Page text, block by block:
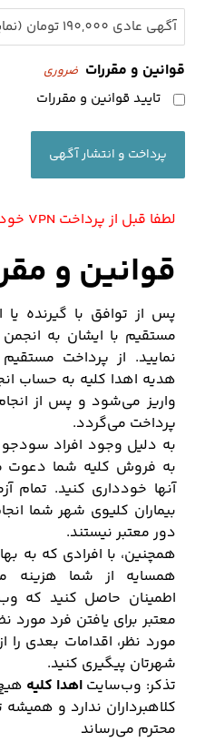
قوانین و مقررات ضروری
تایید قوانین و مقررات
لطفا قبل از پرداخت VPN خود را خاموش کنید.
قوانین و
پس از توافق با گیرنده یا
مستقیم با ایشان به
نمایید. از پرداخت
هدیه اهدا کلیه به حساب
واریز می‌شود و پس از
پرداخت می‌گردد.
به دلیل وجود افراد
به فروش کلیه شما دعوت
آنها خودداری کنید. تمام
بیماران کلیوی شهر شما
دور معتبر نیستند.
همچنین، با افرادی که به
همسایه از شما هزینه
اطمینان حاصل کنید که
معتبر برای یافتن فرد
مورد نظر، اقدامات بعدی را
شهرتان پیگیری کنید.
تذکر: وب‌سایت اهدا کلیه
کلاهبرداران ندارد و همیشه
محترم می‌رساند